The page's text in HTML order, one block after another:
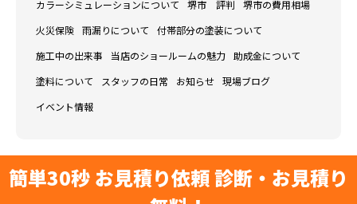
カラーシミュレーションについて 堺市 評判 堺市の費用相場
火災保険 雨漏りについて 付帯部分の塗装について
施工中の出来事 当店のショールームの魅力 助成金について
塗料について スタッフの日常 お知らせ 現場ブログ
イベント情報
簡単30秒 お見積り依頼 診断・お見積り